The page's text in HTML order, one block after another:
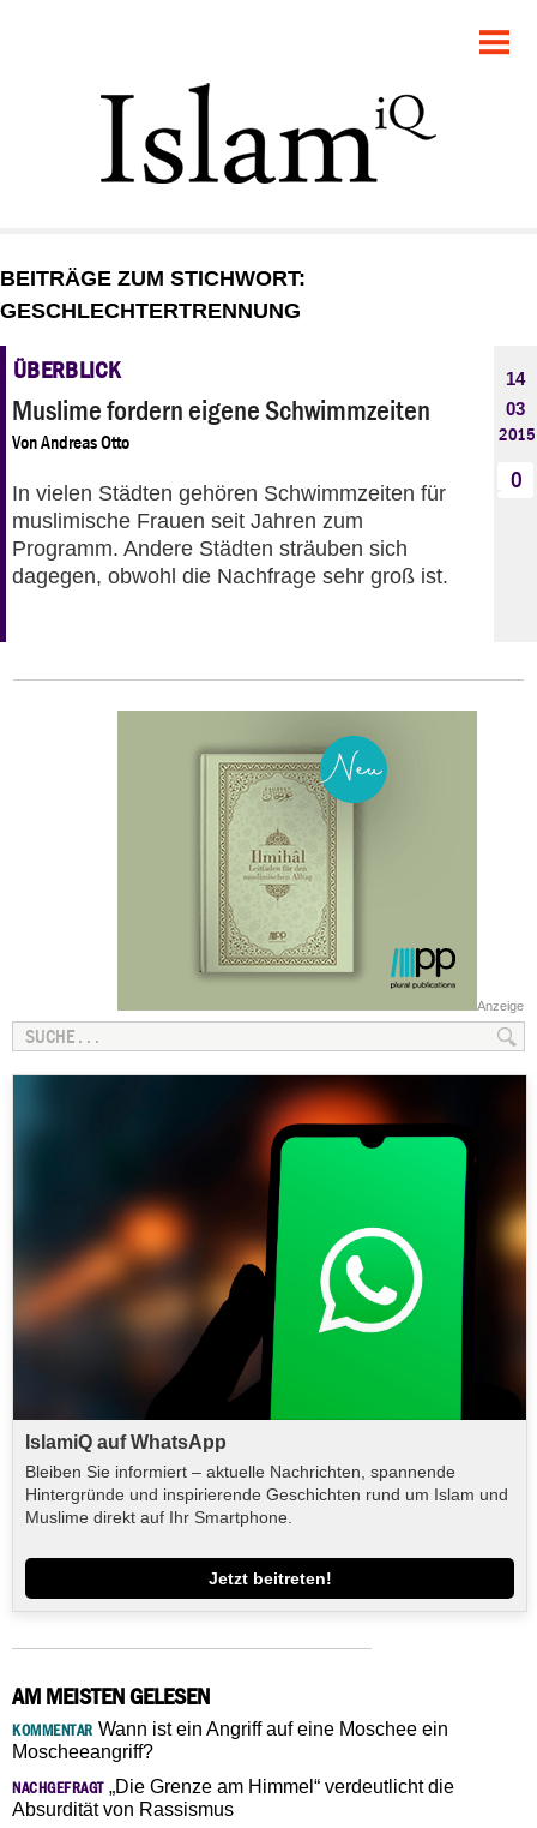
GESELLSCHAFT
STARTSEITE
DEBATTE
PANORAMA
BEITRÄGE ZUM STICHWORT:
GESCHLECHTERTRENNUNG
ÜBERBLICK
Muslime fordern eigene Schwimmzeiten
VonAndreas Otto
In vielen Städten gehören Schwimmzeiten für
muslimische Frauen seit Jahren zum
Programm. Andere Städten sträuben sich
dagegen, obwohl die Nachfrage sehr groß ist.
14
03
2015
0
Anzeige
IslamiQ auf WhatsApp
Bleiben Sie informiert – aktuelle Nachrichten, spannende
Hintergründe und inspirierende Geschichten rund um Islam und
Muslime direkt auf Ihr Smartphone.
Jetzt beitreten!
AM MEISTEN GELESEN
KOMMENTAR Wann ist ein Angriff auf eine Moschee ein
Moscheeangriff?
NACHGEFRAGT„Die Grenze am Himmel“ verdeutlicht die
Absurdität von Rassismus